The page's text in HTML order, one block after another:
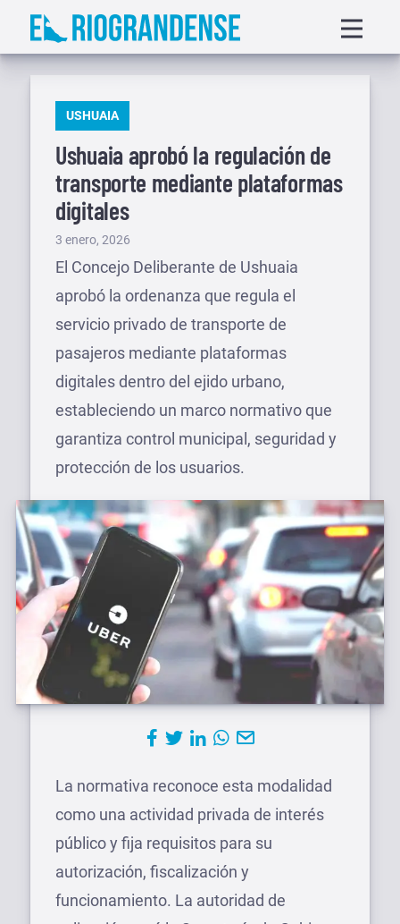
Saltar
menu
PUBLICADO
USHUAIA
Ushuaia aprobó la regulación de
transporte mediante plataformas
digitales
Publicado
el
3 enero, 2026
El Concejo Deliberante de Ushuaia
aprobó la ordenanza que regula el
servicio privado de transporte de
pasajeros mediante plataformas
digitales dentro del ejido urbano,
estableciendo un marco normativo que
garantiza control municipal, seguridad y
protección de los usuarios.
La normativa reconoce esta modalidad
como una actividad privada de interés
público y fija requisitos para su
autorización, fiscalización y
funcionamiento. La autoridad de